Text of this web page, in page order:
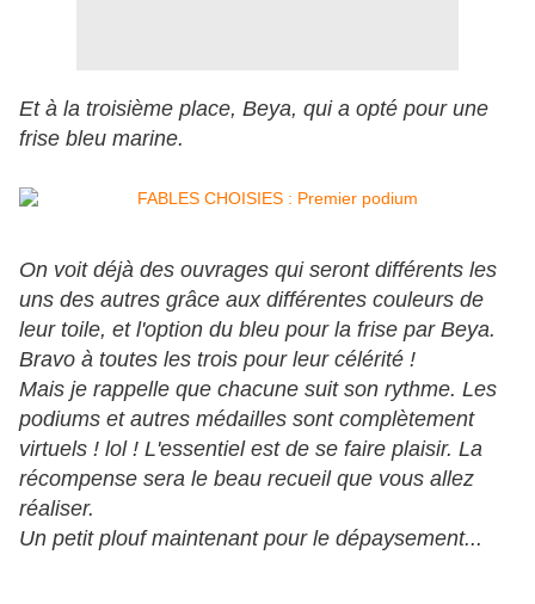
Et à la troisième place, Beya, qui a opté pour une
frise bleu marine.
On voit déjà des ouvrages qui seront différents les
uns des autres grâce aux différentes couleurs de
leur toile, et l'option du bleu pour la frise par Beya.
Bravo à toutes les trois pour leur célérité !
Mais je rappelle que chacune suit son rythme. Les
podiums et autres médailles sont complètement
virtuels ! lol ! L'essentiel est de se faire plaisir. La
récompense sera le beau recueil que vous allez
réaliser.
Un petit plouf maintenant pour le dépaysement...